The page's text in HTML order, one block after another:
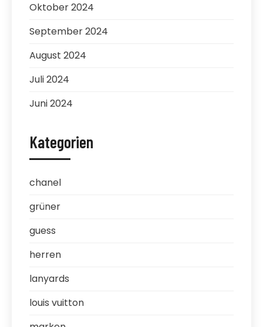
Oktober 2024
September 2024
August 2024
Juli 2024
Juni 2024
Kategorien
chanel
grüner
guess
herren
lanyards
louis vuitton